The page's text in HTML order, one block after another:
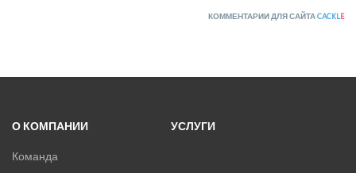
КОММЕНТАРИИ ДЛЯ САЙТАCACKLE
О КОМПАНИИ
Команда
УСЛУГИ